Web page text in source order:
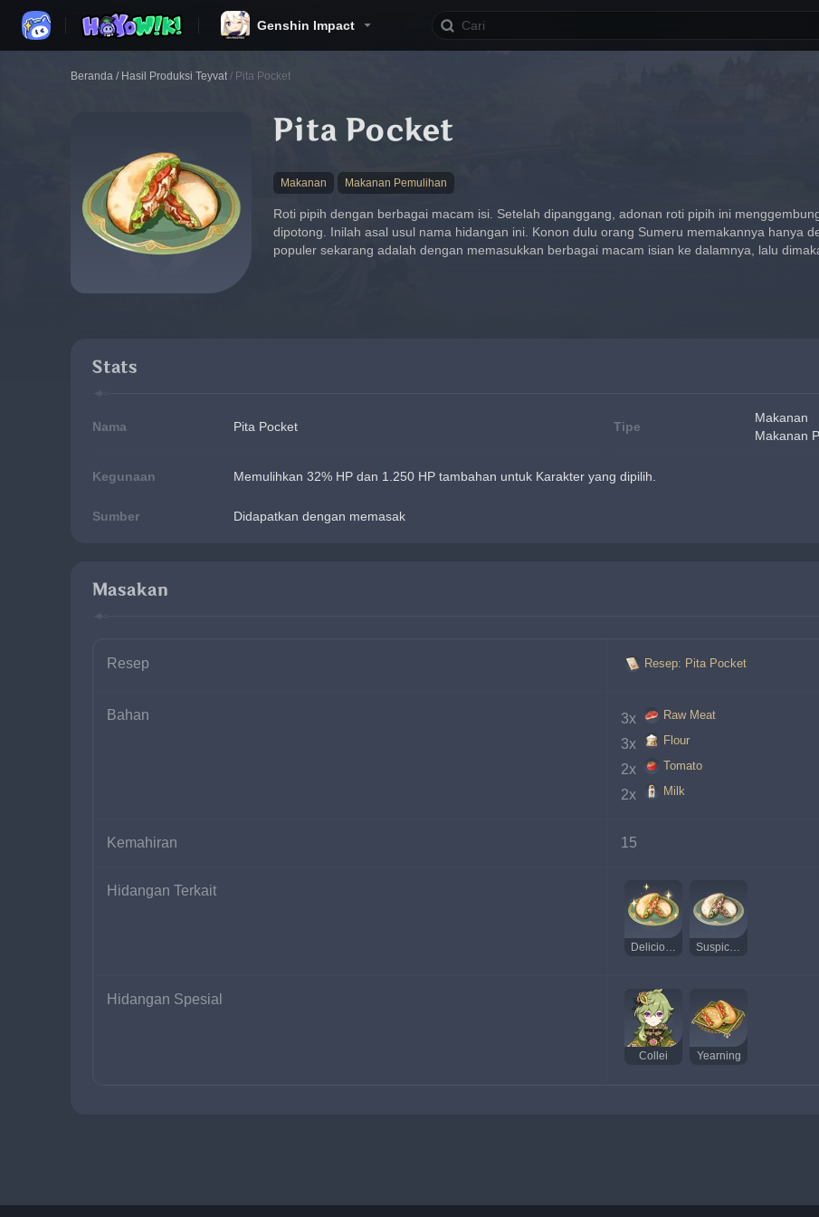
Genshin Impact
Beranda / Hasil Produksi Teyvat / Pita Pocket
Pita Pocket
Makanan Makanan Pemulihan
Roti pipih dengan berbagai macam isi. Setelah dipanggang, adonan roti pipih ini
dipotong. Inilah asal usul nama hidangan ini. Konon dulu orang Sumeru memakannya hanya
populer sekarang adalah dengan memasukkan berbagai macam isian ke dalamnya, lalu
Stats
Nama Pita Pocket Tipe
Makanan
Makanan
Kegunaan Memulihkan 32% HP dan 1.250 HP tambahan untuk Karakter yang dipilih.
Sumber Didapatkan dengan memasak
Masakan
Resep Resep: Pita Pocket
Bahan 3x Raw Meat
3x Flour
2x Tomato
2x Milk
Kemahiran 15
Hidangan Terkait
Delicious Pita Pocket Suspicious Pita Pocket
Hidangan Spesial
Collei Yearning